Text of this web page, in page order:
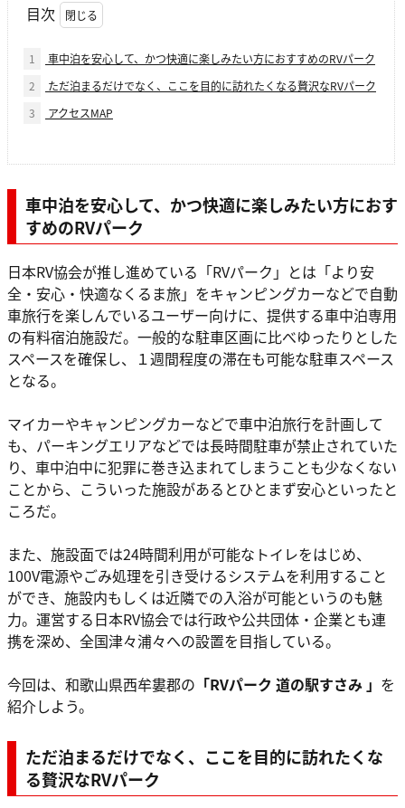
目次
1
車中泊を安心して、かつ快適に楽しみたい方におすすめのRVパーク
2
ただ泊まるだけでなく、ここを目的に訪れたくなる贅沢なRVパーク
3
アクセスMAP
車中泊を安心して、かつ快適に楽しみたい方におす
すめのRVパーク
日本RV協会が推し進めている「RVパーク」とは「より安
全・安心・快適なくるま旅」をキャンピングカーなどで自動
車旅行を楽しんでいるユーザー向けに、提供する車中泊専用
の有料宿泊施設だ。一般的な駐車区画に比べゆったりとした
スペースを確保し、１週間程度の滞在も可能な駐車スペース
となる。
マイカーやキャンピングカーなどで車中泊旅行を計画して
も、パーキングエリアなどでは長時間駐車が禁止されていた
り、車中泊中に犯罪に巻き込まれてしまうことも少なくない
ことから、こういった施設があるとひとまず安心といったと
ころだ。
また、施設面では24時間利用が可能なトイレをはじめ、
100V電源やごみ処理を引き受けるシステムを利用すること
ができ、施設内もしくは近隣での入浴が可能というのも魅
力。運営する日本RV協会では行政や公共団体・企業とも連
携を深め、全国津々浦々への設置を目指している。
今回は、和歌山県西牟婁郡の 「RVパーク 道の駅すさみ 」 を
紹介しよう。
ただ泊まるだけでなく、ここを目的に訪れたくな
る贅沢なRVパーク